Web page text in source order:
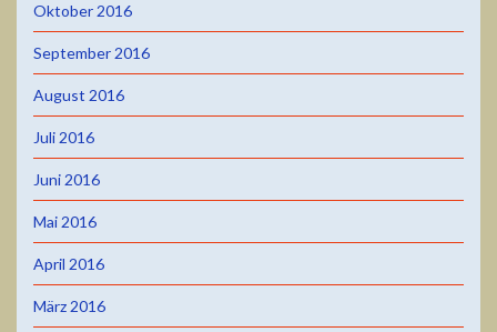
Oktober 2016
September 2016
August 2016
Juli 2016
Juni 2016
Mai 2016
April 2016
März 2016